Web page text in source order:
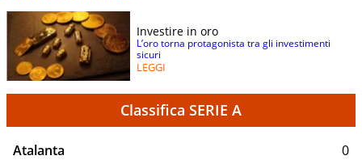
Investire in oro
L’oro torna protagonista tra gli investimenti
sicuri
LEGGI
Classifica SERIE A
Atalanta
0